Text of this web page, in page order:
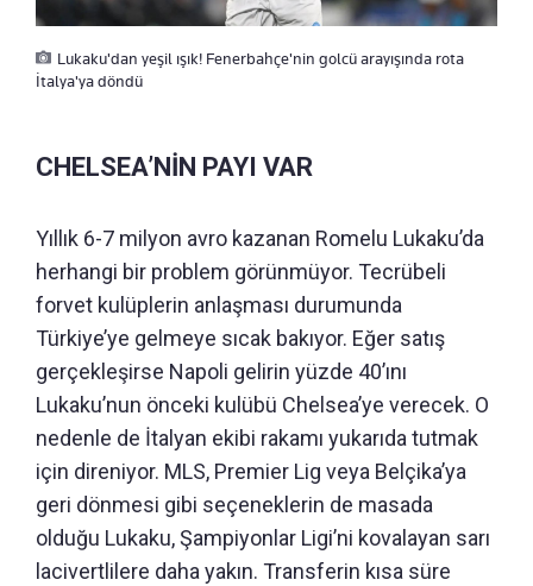
Lukaku'dan yeşil ışık! Fenerbahçe'nin golcü arayışında rota
İtalya'ya döndü
CHELSEA’NİN PAYI VAR
Yıllık 6-7 milyon avro kazanan Romelu Lukaku’da
herhangi bir problem görünmüyor. Tecrübeli
forvet kulüplerin anlaşması durumunda
Türkiye’ye gelmeye sıcak bakıyor. Eğer satış
gerçekleşirse Napoli gelirin yüzde 40’ını
Lukaku’nun önceki kulübü Chelsea’ye verecek. O
nedenle de İtalyan ekibi rakamı yukarıda tutmak
için direniyor. MLS, Premier Lig veya Belçika’ya
geri dönmesi gibi seçeneklerin de masada
olduğu Lukaku, Şampiyonlar Ligi’ni kovalayan sarı
lacivertlilere daha yakın. Transferin kısa süre